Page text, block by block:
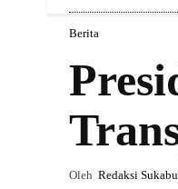
Berita
Oleh Redaksi